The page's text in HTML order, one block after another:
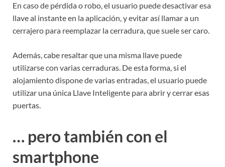
En caso de pérdida o robo, el usuario puede desactivar esa
llave al instante en la aplicación, y evitar así llamar a un
cerrajero para reemplazar la cerradura, que suele ser caro.
Además, cabe resaltar que una misma llave puede
utilizarse con varias cerraduras. De esta forma, si el
alojamiento dispone de varias entradas, el usuario puede
utilizar una única Llave Inteligente para abrir y cerrar esas
puertas.
… pero también con el
smartphone